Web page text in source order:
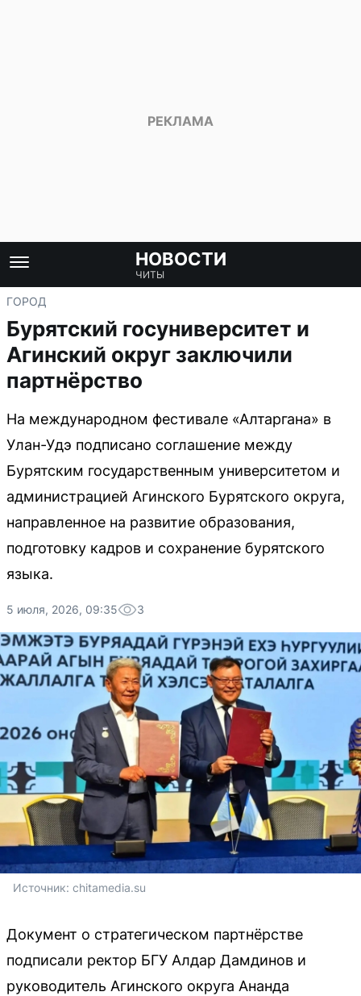
НОВОСТИ
ЧИТЫ
ГОРОД
Бурятский госуниверситет и
Агинский округ заключили
партнёрство
На международном фестивале «Алтаргана» в
Улан-Удэ подписано соглашение между
Бурятским государственным университетом и
администрацией Агинского Бурятского округа,
направленное на развитие образования,
подготовку кадров и сохранение бурятского
языка.
5 июля, 2026, 09:35 3
Источник: chitamedia.su
Документ о стратегическом партнёрстве
подписали ректор БГУ Алдар Дамдинов и
руководитель Агинского округа Ананда